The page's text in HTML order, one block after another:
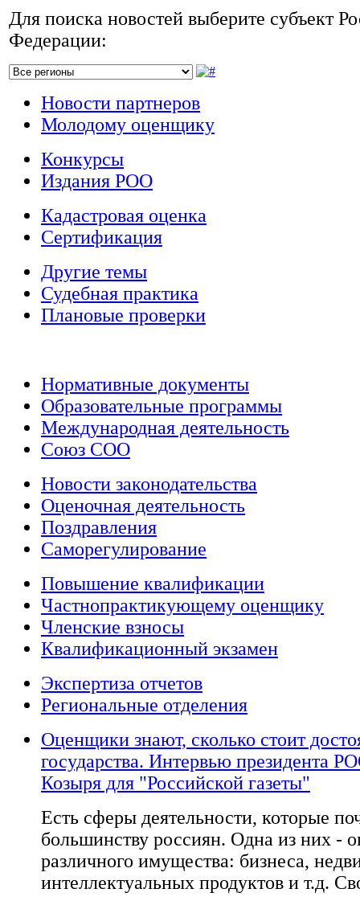
Для поиска новостей выберите субъект
Федерации:
Новости партнеров
Молодому оценщику
Конкурсы
Издания РОО
Кадастровая оценка
Сертификация
Другие темы
Судебная практика
Плановые проверки
Нормативные документы
Образовательные программы
Международная деятельность
Союз СОО
Новости законодательства
Оценочная деятельность
Поздравления
Саморегулирование
Повышение квалификации
Частнопрактикующему оценщику
Членские взносы
Квалификационный экзамен
Экспертиза отчетов
Региональные отделения
Оценщики знают, сколько стоит
государства. Интервью президента
Козыря для "Российской газеты"
Есть сферы деятельности, которые
большинству россиян. Одна из них -
различного имущества: бизнеса,
интеллектуальных продуктов и т.д.